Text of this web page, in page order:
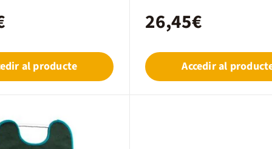
al producte
26,45€
Accedir al